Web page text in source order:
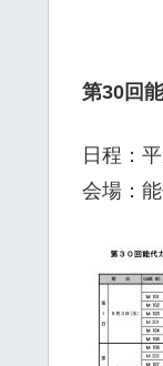
第30回
日程：
会場：